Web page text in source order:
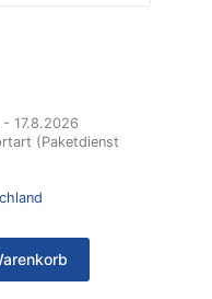
17.8.2026
(Paketdienst